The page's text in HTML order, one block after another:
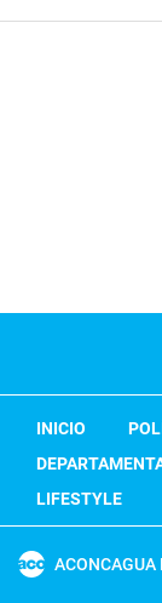
INICIO
LIFESTYLE
ACONCAGUA